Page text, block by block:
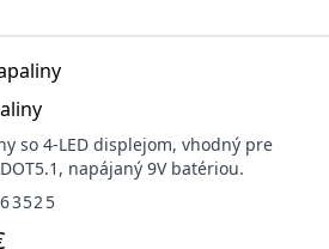
so 4-LED displejom, vhodný pre
napájaný 9V batériou.